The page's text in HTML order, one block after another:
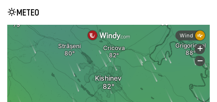
METEO